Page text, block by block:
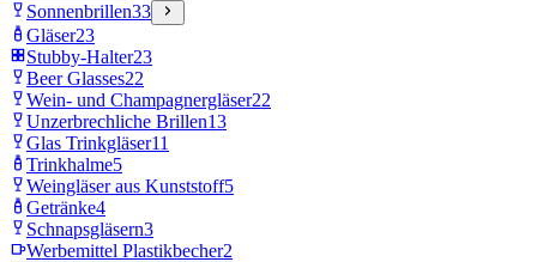
Sonnenbrillen33
Gläser23
Stubby-Halter23
Beer Glasses22
Wein- und Champagnergläser22
Unzerbrechliche Brillen13
Glas Trinkgläser11
Trinkhalme5
Weingläser aus Kunststoff5
Getränke4
Schnapsgläsern3
Werbemittel Plastikbecher2